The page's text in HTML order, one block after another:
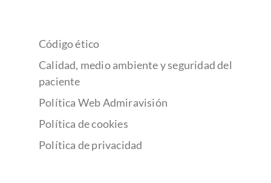
Código ético
Calidad, medio ambiente y seguridad del
paciente
Política Web Admiravisión
Política de cookies
Política de privacidad